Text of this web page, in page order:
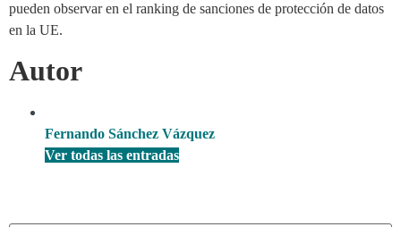
pueden observar en el ranking de sanciones de protección de datos
en la UE.
Autor
Fernando Sánchez Vázquez
Ver todas las entradas